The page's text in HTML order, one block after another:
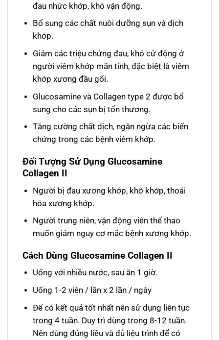
đau nhức khớp, khó vận động.
Bổ sung các chất nuôi dưỡng sụn và dịch
khớp.
Giảm các triệu chứng đau, khó cử động ở
người viêm khớp mãn tính, đặc biệt là viêm
khớp xương đầu gối.
Glucosamine và Collagen type 2 được bổ
sung cho các sụn bị tổn thương.
Tăng cường chất dịch, ngăn ngừa các biến
chứng trong các bệnh viêm khớp.
Đối Tượng Sử Dụng Glucosamine
Collagen II
Người bị đau xương khớp, khô khớp, thoái
hóa xương khớp.
Người trung niên, vận động viên thể thao
muốn giảm nguy cơ mắc bệnh xương khớp.
Cách Dùng Glucosamine Collagen II
Uống với nhiều nước, sau ăn 1 giờ.
Uống 1-2 viên / lần x 2 lần / ngày
Để có kết quả tốt nhất nên sử dụng liên tục
trong 4 tuần. Duy trì dùng trong 8-12 tuần.
Nên dùng đúng liều và đủ liệu trình để có